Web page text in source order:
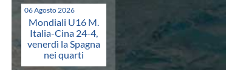
06 Agosto 2026
Mondiali U16 M.
Italia-Cina 24-4,
venerdì la Spagna
nei quarti